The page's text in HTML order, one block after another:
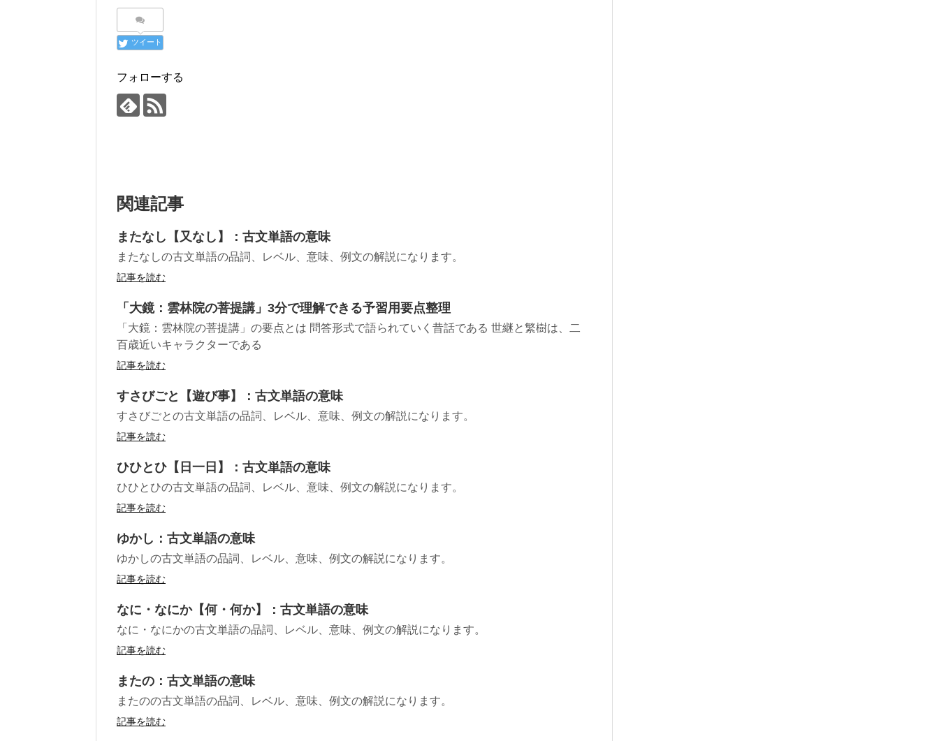
ツイート
フォローする
関連記事
またなし【又なし】：古文単語の意味
またなしの古文単語の品詞、レベル、意味、例文の解説になります。
記事を読む
「大鏡：雲林院の菩提講」3分で理解できる予習用要点整理
「大鏡：雲林院の菩提講」の要点とは 問答形式で語られていく昔話である 世継と繁樹は、二
百歳近いキャラクターである
記事を読む
すさびごと【遊び事】：古文単語の意味
すさびごとの古文単語の品詞、レベル、意味、例文の解説になります。
記事を読む
ひひとひ【日一日】：古文単語の意味
ひひとひの古文単語の品詞、レベル、意味、例文の解説になります。
記事を読む
ゆかし：古文単語の意味
ゆかしの古文単語の品詞、レベル、意味、例文の解説になります。
記事を読む
なに・なにか【何・何か】：古文単語の意味
なに・なにかの古文単語の品詞、レベル、意味、例文の解説になります。
記事を読む
またの：古文単語の意味
またのの古文単語の品詞、レベル、意味、例文の解説になります。
記事を読む